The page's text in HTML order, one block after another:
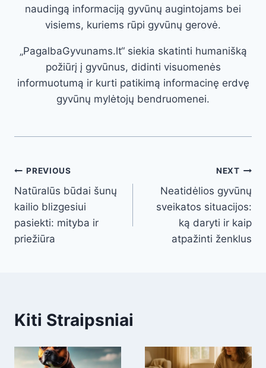
naudingą informaciją gyvūnų augintojams bei
visiems, kuriems rūpi gyvūnų gerovė.
„PagalbaGyvunams.lt“ siekia skatinti humanišką
požiūrį į gyvūnus, didinti visuomenės
informuotumą ir kurti patikimą informacinę erdvę
gyvūnų mylėtojų bendruomenei.
Post
navigation
PREVIOUS
Natūralūs būdai šunų
kailio blizgesiui
pasiekti: mityba ir
priežiūra
NEXT
Neatidėlios gyvūnų
sveikatos situacijos:
ką daryti ir kaip
atpažinti ženklus
Kiti Straipsniai